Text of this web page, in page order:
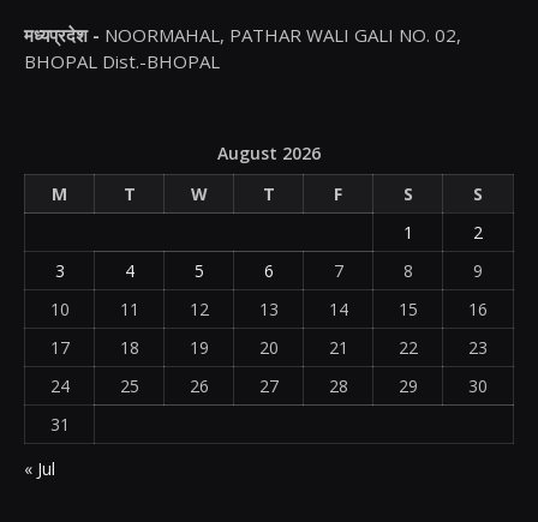
मध्यप्रदेश - NOORMAHAL, PATHAR WALI GALI NO. 02,
BHOPAL Dist.-BHOPAL
August 2026
M
T W T F S
S
1
2
3
4 5 6 7 8
9
10
11 12 13 14 15
16
17
18 19 20 21 22
23
24
25 26 27 28 29
30
31
« Jul